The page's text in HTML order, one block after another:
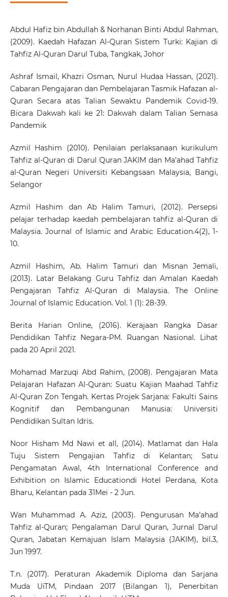
Abdul Hafiz bin Abdullah & Norhanan Binti Abdul Rahman,
(2009). Kaedah Hafazan Al-Quran Sistem Turki: Kajian di
Tahfiz Al-Quran Darul Tuba, Tangkak, Johor
Ashraf Ismail, Khazri Osman, Nurul Hudaa Hassan, (2021).
Cabaran Pengajaran dan Pembelajaran Tasmik Hafazan al-
Quran Secara atas Talian Sewaktu Pandemik Covid-19.
Bicara Dakwah kali ke 21: Dakwah dalam Talian Semasa
Pandemik
Azmil Hashim (2010). Penilaian perlaksanaan kurikulum
Tahfiz al-Quran di Darul Quran JAKIM dan Ma’ahad Tahfiz
al-Quran Negeri Universiti Kebangsaan Malaysia, Bangi,
Selangor
Azmil Hashim dan Ab Halim Tamuri, (2012). Persepsi
pelajar terhadap kaedah pembelajaran tahfiz al-Quran di
Malaysia. Journal of Islamic and Arabic Education.4(2), 1-
10.
Azmil Hashim, Ab. Halim Tamuri dan Misnan Jemali,
(2013). Latar Belakang Guru Tahfiz dan Amalan Kaedah
Pengajaran Tahfiz Al-Quran di Malaysia. The Online
Journal of Islamic Education. Vol. 1 (1): 28-39.
Berita Harian Online, (2016). Kerajaan Rangka Dasar
Pendidikan Tahfiz Negara-PM. Ruangan Nasional. Lihat
pada 20 April 2021.
Mohamad Marzuqi Abd Rahim, (2008). Pengajaran Mata
Pelajaran Hafazan Al-Quran: Suatu Kajian Maahad Tahfiz
Al-Quran Zon Tengah. Kertas Projek Sarjana: Fakulti Sains
Kognitif dan Pembangunan Manusia: Universiti
Pendidikan Sultan Idris.
Noor Hisham Md Nawi et all, (2014). Matlamat dan Hala
Tuju Sistem Pengajian Tahfiz di Kelantan; Satu
Pengamatan Awal, 4th International Conference and
Exhibition on Islamic Educationdi Hotel Perdana, Kota
Bharu, Kelantan pada 31Mei - 2 Jun.
Wan Muhammad A. Aziz, (2003). Pengurusan Ma’ahad
Tahfiz al-Quran; Pengalaman Darul Quran, Jurnal Darul
Quran, Jabatan Kemajuan Islam Malaysia (JAKIM), bil.3,
Jun 1997.
T.n. (2017). Peraturan Akademik Diploma dan Sarjana
Muda UiTM, Pindaan 2017 (Bilangan 1), Penerbitan